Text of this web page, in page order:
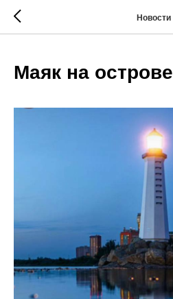
Новости
Маяк на острове